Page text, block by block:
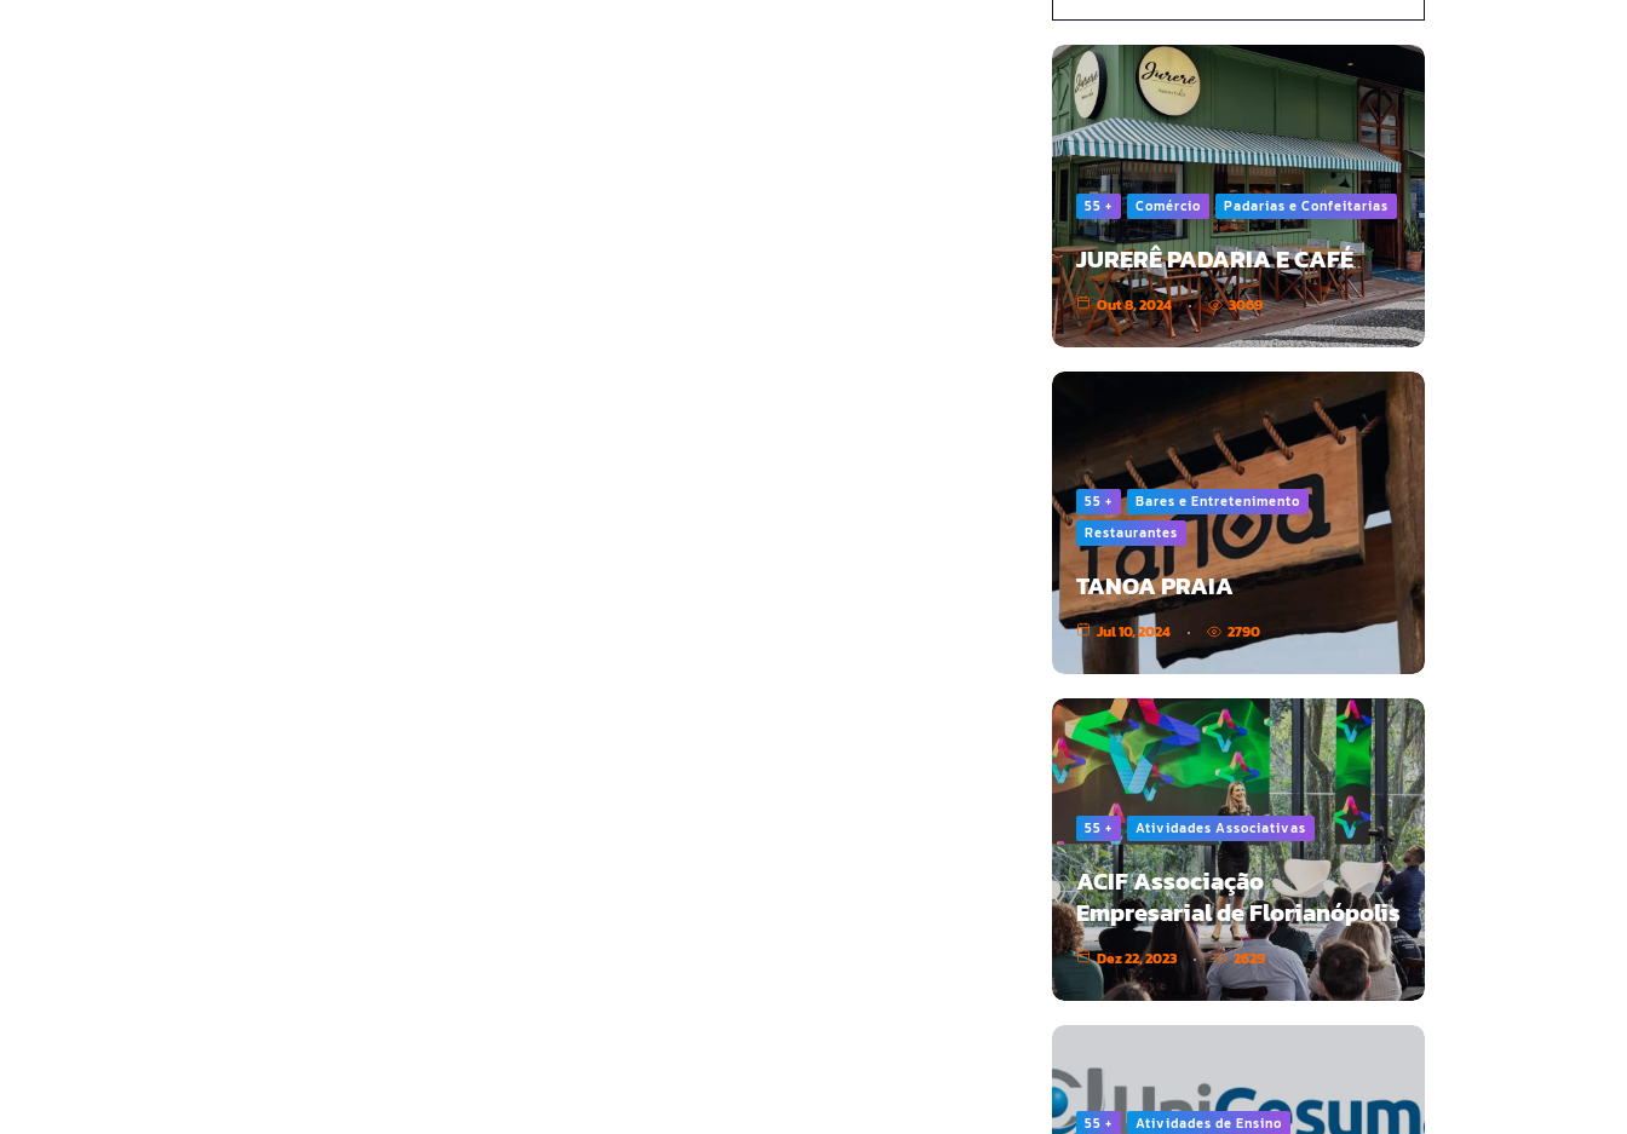
55 + Comércio Padarias e Confeitarias
JURERÊ PADARIA E CAFÉ
Out 8, 2024 3069
55 +
Bares e Entretenimento
Restaurantes
TANOA PRAIA
Jul 10, 2024 2790
55 + Atividades Associativas
ACIF Associação
Empresarial de Florianópolis
Dez 22, 2023 2629
55 +
Atividades de Ensino